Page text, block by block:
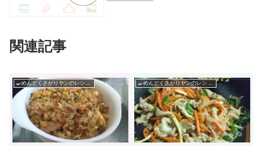
関連記事